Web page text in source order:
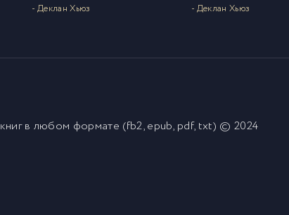
- Деклан Хьюз - Деклан Хьюз
книгв любом формате (fb2, epub, pdf, txt) © 2024